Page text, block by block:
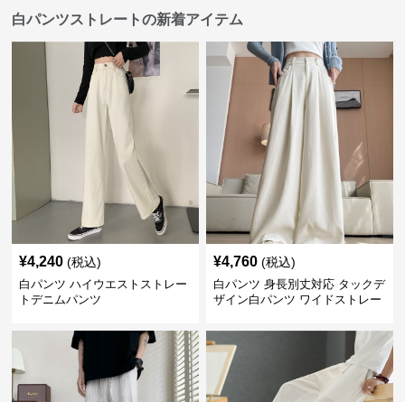
白パンツストレートの新着アイテム
¥4,240 (税込)
白パンツ ハイウエストストレー
トデニムパンツ
¥4,760 (税込)
白パンツ 身長別丈対応 タックデ
ザイン白パンツ ワイドストレー